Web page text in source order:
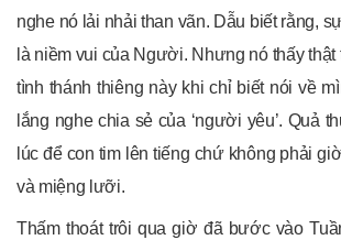
nghe nó lải nhải than vãn. Dẫu biết rằng,
là niềm vui của Người. Nhưng nó thấy thật
tình thánh thiêng này khi chỉ biết nói về
lắng nghe chia sẻ của ‘người yêu’. Quả
lúc để con tim lên tiếng chứ không phải
và miệng lưỡi.
Thấm thoát trôi qua giờ đã bước vào